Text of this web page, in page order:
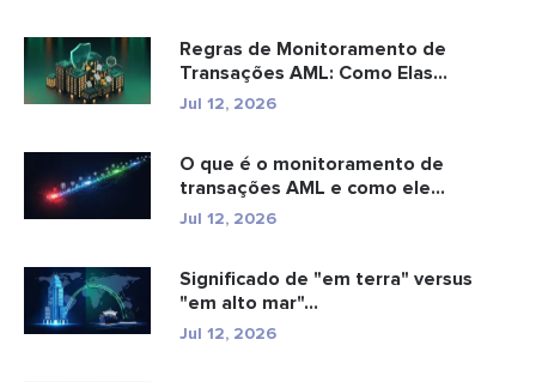
Regras de Monitoramento de
Transações AML: Como Elas
Detectam Cr...
Jul 12, 2026
O que é o monitoramento de
transações AML e como ele
funciona?
Jul 12, 2026
Significado de "em terra" versus
"em alto mar"...
Jul 12, 2026